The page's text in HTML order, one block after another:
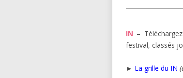
IN –
festival, classés
► La grille du IN